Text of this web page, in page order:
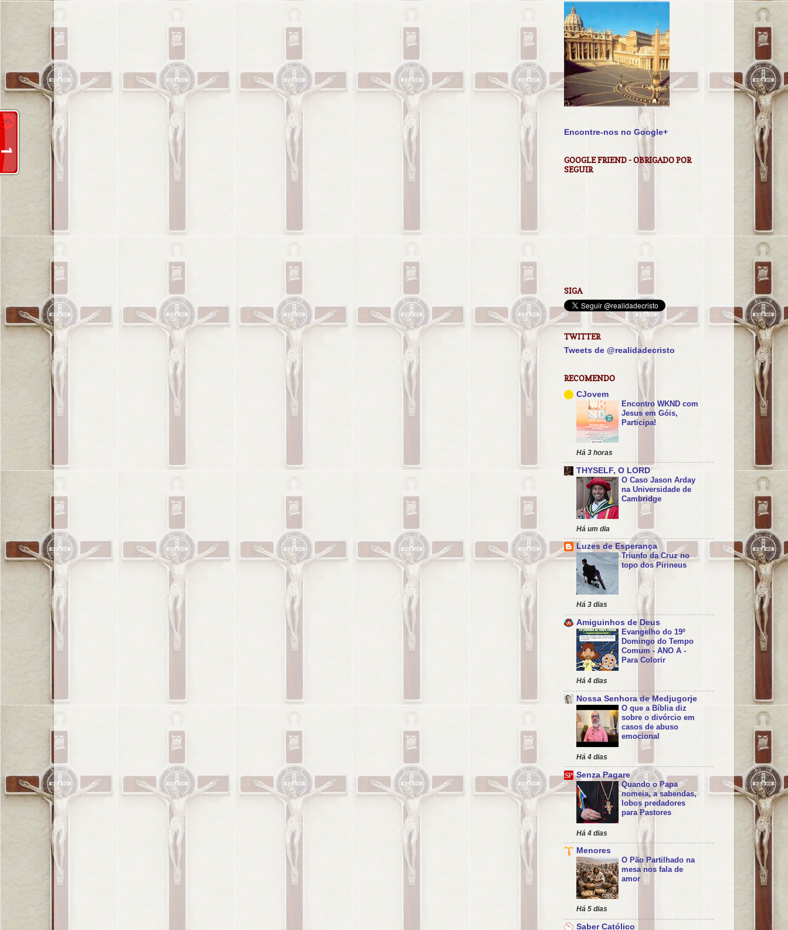
Encontre-nos no Google+
GOOGLE FRIEND - OBRIGADO POR
SEGUIR
SIGA
TWITTER
Tweets de @realidadecristo
RECOMENDO
CJovem
Encontro WKND com
Jesus em Góis,
Participa!
Há 3 horas
THYSELF, O LORD
O Caso Jason Arday
na Universidade de
Cambridge
Há um dia
Luzes de Esperança
Triunfo da Cruz no
topo dos Pirineus
Há 3 dias
Amiguinhos de Deus
Evangelho do 19º
Domingo do Tempo
Comum - ANO A -
Para Colorir
Há 4 dias
Nossa Senhora de Medjugorje
O que a Bíblia diz
sobre o divórcio em
casos de abuso
emocional
Há 4 dias
Senza Pagare
Quando o Papa
nomeia, a sabendas,
lobos predadores
para Pastores
Há 4 dias
Menores
O Pão Partilhado na
mesa nos fala de
amor
Há 5 dias
Saber Católico